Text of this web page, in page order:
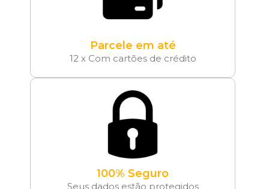
Parcele em até
12 x Com cartões de crédito
100% Seguro
Seus dados estão protegidos